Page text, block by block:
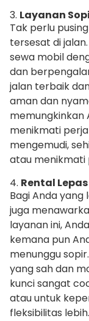
3. Layanan
Tak perlu
tersesat di
sewa mobil
dan
jalan terbaik
aman dan
memungkinkan
menikmati
mengemudi,
atau menikmati
4. Rental
Bagi Anda yang
juga
layanan ini,
kemana pun
menunggu
yang sah dan
kunci sangat
atau untuk
fleksibilitas lebih.